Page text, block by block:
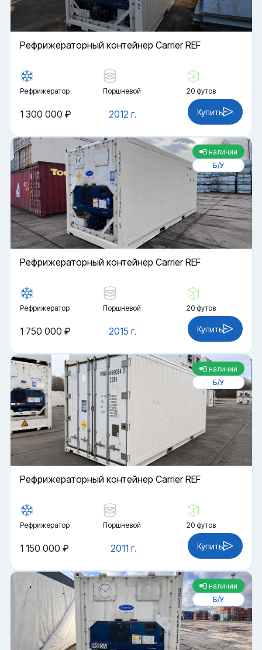
Рефрижераторный контейнер Carrier REF
Рефрижератор Поршневой 20 футов
2012 г.
1 300 000 ₽ Купить
В наличии
Б/У
Рефрижераторный контейнер Carrier REF
Рефрижератор Поршневой 20 футов
2015 г.
1 750 000 ₽ Купить
В наличии
Б/У
Рефрижераторный контейнер Carrier REF
Рефрижератор Поршневой 20 футов
2011 г.
1 150 000 ₽ Купить
В наличии
Б/У